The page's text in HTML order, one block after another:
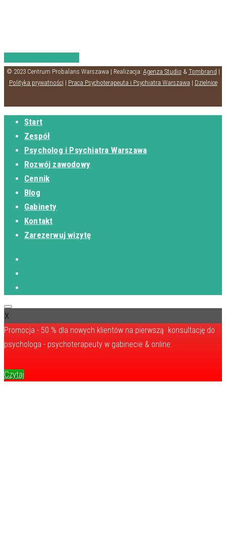
© 2023 Centrum Probalans Warszawa | Realizacja: Agenza Studio & Tombrand |
Polityka prywatności | Praca Psychoterapeuta i Psychiatra Warszawa | Dzielnice
Start
Zespół
Psycholog i Psychiatra Warszawa
Rozwój zawodowy
Cennik
Blog
Gabinety
Kontakt
Zarezerwuj wizytę
X
Promocja - 50 % dla nowych klientów na pierwszą konsultację do
psychologa - psychoterapeuty w gabinecie & online.
Czytaj